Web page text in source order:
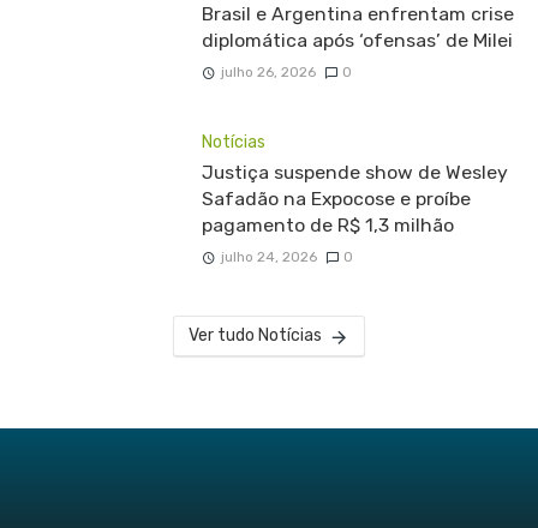
Brasil e Argentina enfrentam crise
diplomática após ‘ofensas’ de Milei
julho 26, 2026 0
Notícias
Justiça suspende show de Wesley
Safadão na Expocose e proíbe
pagamento de R$ 1,3 milhão
julho 24, 2026 0
Ver tudo Notícias